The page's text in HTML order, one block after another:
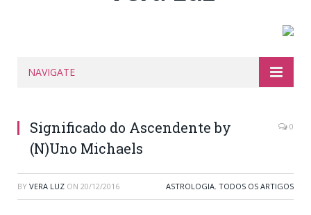
NAVIGATE
Significado do Ascendente by
(N)Uno Michaels
0
BY VERA LUZ ON 20/12/2016 ASTROLOGIA, TODOS OS ARTIGOS